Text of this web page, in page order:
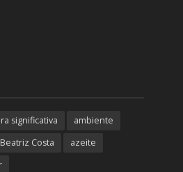
significativa
ambiente
Costa
azeite